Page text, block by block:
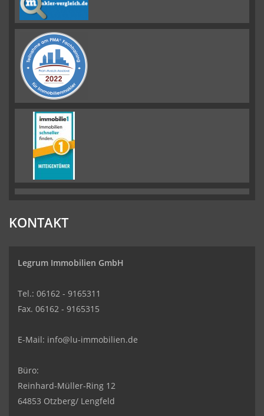
KONTAKT
Legrum Immobilien GmbH
Tel.: 06162 - 9165311
Fax. 06162 - 9165315
E-Mail: info@lu-immobilien.de
Büro:
Reinhard-Müller-Ring 12
64853 Otzberg/ Lengfeld